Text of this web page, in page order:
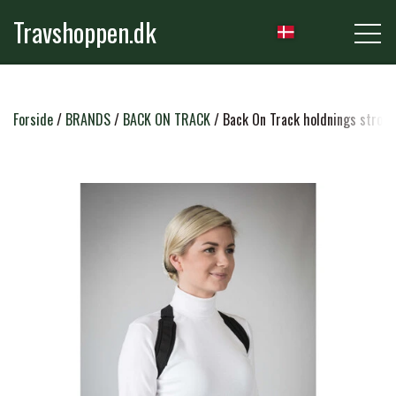
Travshoppen.dk
NYHEDER
HEST
GRIMER & TRÆKTOVE
TRENSER & TILBEHØR
SADLER & TILBEHØR
RYTTER
RIDEBUKSER & LEGGINS
TRØJER, BLUSER & T-SHIRTS
PLEJE & STALD
STRIGLER & TILBEHØR
Forside BRANDS BACK ON TRACK Back On Track holdnings strop